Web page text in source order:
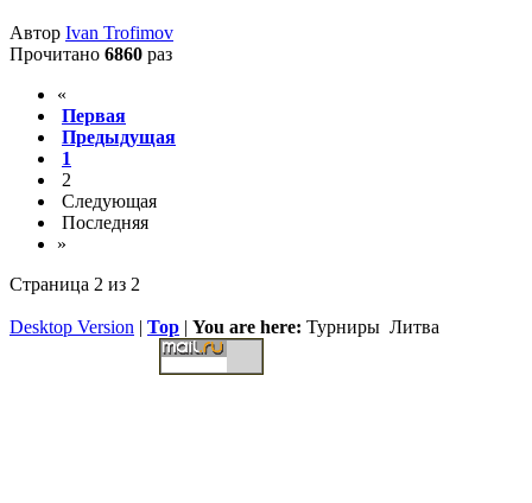
Автор Ivan Trofimov
Прочитано 6860 раз
«
Первая
Предыдущая
1
2
Следующая
Последняя
»
Страница 2 из 2
Desktop Version | Top | You are here: Турниры Литва